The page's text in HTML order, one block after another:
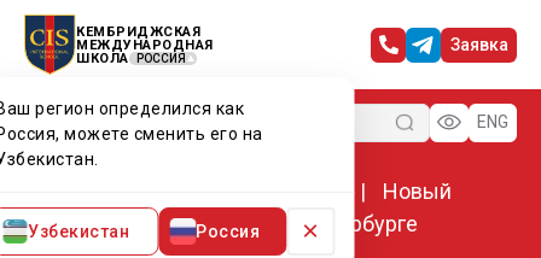
КЕМБРИДЖСКАЯ
МЕЖДУНАРОДНАЯ
ШКОЛА
РОССИЯ
регион определился как
можете сменить его на
Узбекистан Россия ×
Заявка
Меню ENG
Новый
Директор филиала в Санкт - Петербурге